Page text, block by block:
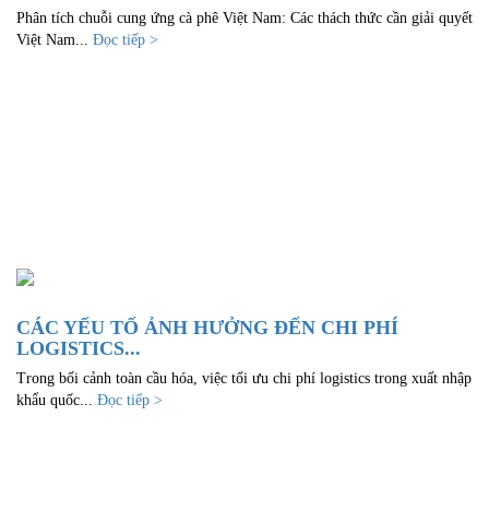
Phân tích chuỗi cung ứng cà phê Việt Nam: Các thách thức cần giải quyết
Việt Nam... Đọc tiếp >
CÁC YẾU TỐ ẢNH HƯỞNG ĐẾN CHI PHÍ
LOGISTICS...
Trong bối cảnh toàn cầu hóa, việc tối ưu chi phí logistics trong xuất nhập
khẩu quốc... Đọc tiếp >